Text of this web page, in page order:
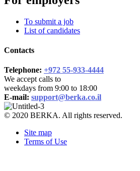
To submit a job
List of candidates
Contacts
Telephone: +972 55-933-4444
We accept calls to
weekdays from 9:00 to 18:00
E-mail: support@berka.co.il
© 2020 BERKA. All rights reserved.
Site map
Terms of Use